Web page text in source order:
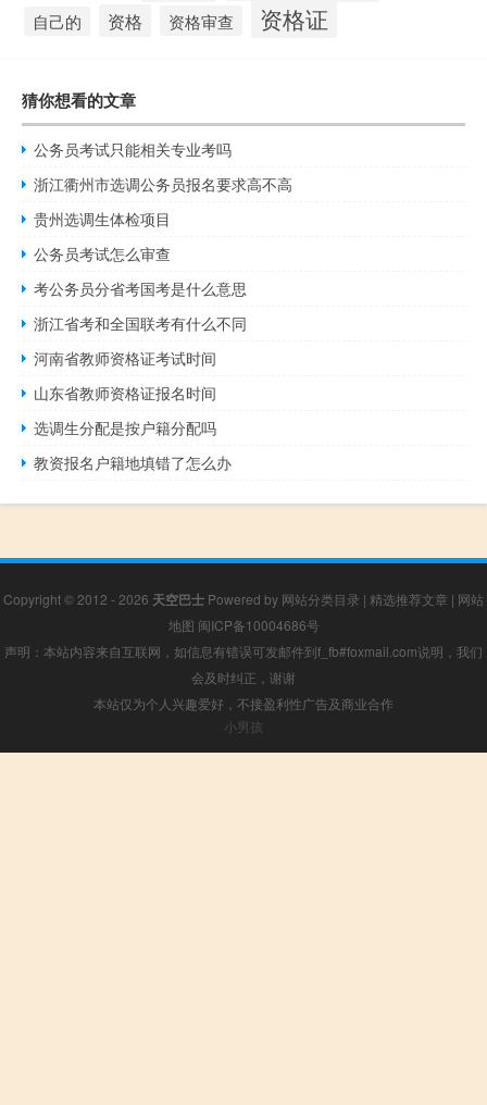
自己的 资格 资格审查 资格证
猜你想看的文章
公务员考试只能相关专业考吗
浙江衢州市选调公务员报名要求高不高
贵州选调生体检项目
公务员考试怎么审查
考公务员分省考国考是什么意思
浙江省考和全国联考有什么不同
河南省教师资格证考试时间
山东省教师资格证报名时间
选调生分配是按户籍分配吗
教资报名户籍地填错了怎么办
Copyright © 2012 - 2026 天空巴士 Powered by 网站分类目录 | 精选推荐文章 | 网站
地图 闽ICP备10004686号
声明：本站内容来自互联网，如信息有错误可发邮件到f_fb#foxmail.com说明，我们
会及时纠正，谢谢
本站仅为个人兴趣爱好，不接盈利性广告及商业合作
小男孩